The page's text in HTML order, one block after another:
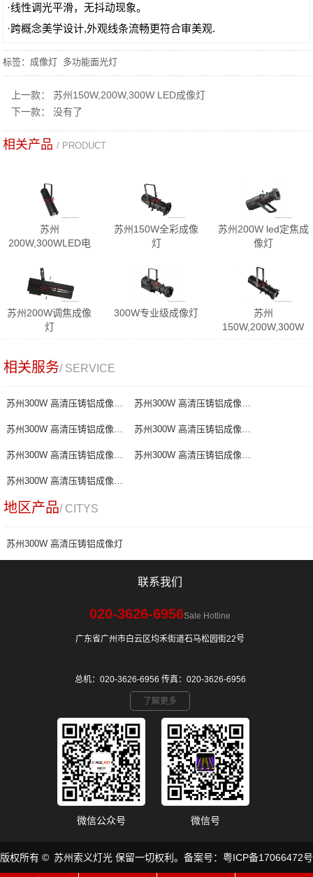
·线性调光平滑，无抖动现象。
·跨概念美学设计,外观线条流畅更符合审美观.
标签： 成像灯 多功能面光灯
上一款： 苏州150W,200W,300W LED成像灯
下一款： 没有了
相关产品/ PRODUCT
苏州
200W,300WLED电
苏州150W全彩成像
灯
苏州200W led定焦成
像灯
苏州200W调焦成像
灯
300W专业级成像灯
苏州
150W,200W,300W
相关服务/ SERVICE
地区产品/ CITYS
苏州300W 高清压铸铝成像灯
联系我们
020-3626-6956Sale Hotline
广东省广州市白云区均禾街道石马松园街22号
总机：020-3626-6956 传真：020-3626-6956
了解更多
微信公众号 微信号
​版权所有 © 苏州索义灯光 保留一切权利。备案号： 粤ICP备17066472号